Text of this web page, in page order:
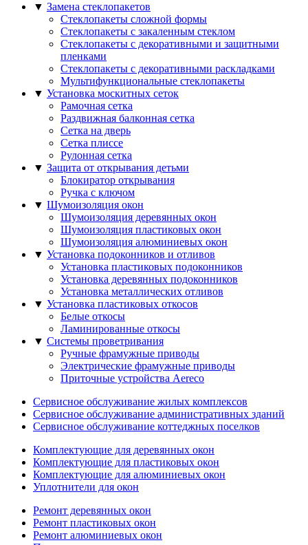
▼ Замена стеклопакетов
Стеклопакеты сложной формы
Стеклопакеты с закаленным стеклом
Стеклопакеты с декоративными и защитными
пленками
Стеклопакеты с декоративными раскладками
Мультифункциональные стеклопакеты
▼ Установка москитных сеток
Рамочная сетка
Раздвижная балконная сетка
Сетка на дверь
Сетка плиссе
Рулонная сетка
▼ Защита от открывания детьми
Блокиратор открывания
Ручка с ключом
▼ Шумоизоляция окон
Шумоизоляция деревянных окон
Шумоизоляция пластиковых окон
Шумоизоляция алюминиевых окон
▼ Установка подоконников и отливов
Установка пластиковых подоконников
Установка деревянных подоконников
Установка металлических отливов
▼ Установка пластиковых откосов
Белые откосы
Ламинированные откосы
▼ Системы проветривания
Ручные фрамужныe приводы
Электрические фрамужныe приводы
Приточные устройства Aereco
Сервисное обслуживание жилых комплексов
Сервисное обслуживание административных зданий
Сервисное обслуживание коттеджных поселков
Комплектующие для деревянных окон
Комплектующие для пластиковых окон
Комплектующие для алюминиевых окон
Уплотнители для окон
Ремонт деревянных окон
Ремонт пластиковых окон
Ремонт алюминиевых окон